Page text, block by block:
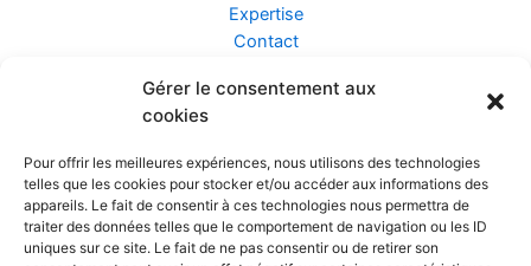
Gérer le consentement aux
cookies
Pour offrir les meilleures expériences, nous utilisons des technologies
telles que les cookies pour stocker et/ou accéder aux informations des
appareils. Le fait de consentir à ces technologies nous permettra de
traiter des données telles que le comportement de navigation ou les ID
uniques sur ce site. Le fait de ne pas consentir ou de retirer son
Expertise
Contact
Assurance ZEN
Confidentialité et Données
Conditions Générales de Vente